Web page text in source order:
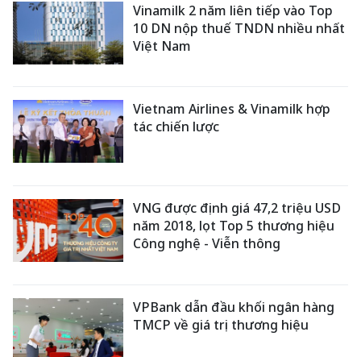
Vinamilk 2 năm liên tiếp vào Top
10 DN nộp thuế TNDN nhiều nhất
Việt Nam
Vietnam Airlines & Vinamilk hợp
tác chiến lược
VNG được định giá 47,2 triệu USD
năm 2018, lọt Top 5 thương hiệu
Công nghệ - Viễn thông
VPBank dẫn đầu khối ngân hàng
TMCP về giá trị thương hiệu